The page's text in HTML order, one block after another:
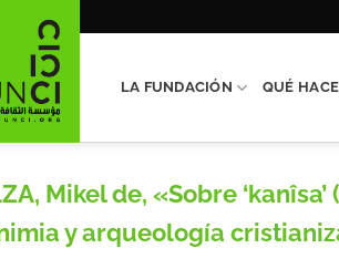
LA FUNDACIÓN QUÉ
Mikel de, «Sobre
y arqueología